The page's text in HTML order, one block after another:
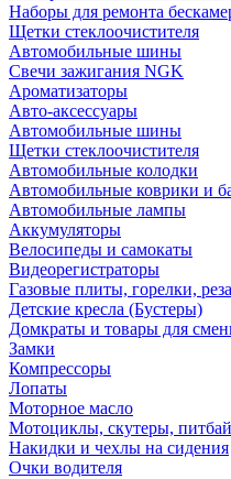
Наборы для ремонта
Щетки стеклоочистителя
Автомобильные шины
Свечи зажигания NGK
Ароматизаторы
Авто-аксессуары
Автомобильные шины
Щетки стеклоочистителя
Автомобильные колодки
Автомобильные коврики и
Автомобильные лампы
Аккумуляторы
Велосипеды и самокаты
Видеорегистраторы
Газовые плиты, горелки,
Детские кресла (Бустеры)
Домкраты и товары для
Замки
Компрессоры
Лопаты
Моторное масло
Мотоциклы, скутеры,
Накидки и чехлы на сидения
Очки водителя